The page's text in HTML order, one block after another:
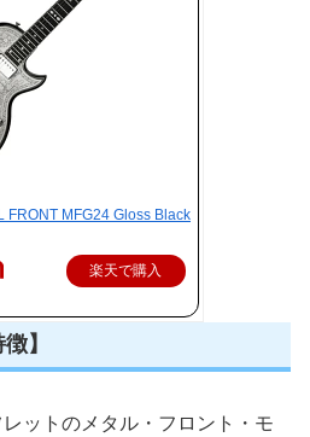
FRONT MFG24 Gloss Black
楽天で購入
】
ットのメタル・フロント・モ